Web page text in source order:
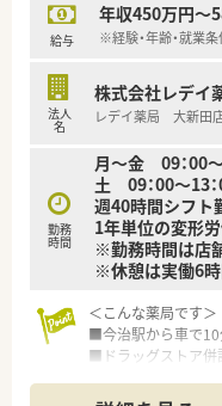
【求人情報について】
評価した上での決定
■住宅手当や資格手
サポート体制もしっ
ど、長期的に安心し
給与
年収450万円～
※経験・年齢・就業
法人
名
株式会社レデイ
レデイ薬局 大新田
勤務
時間
月～金 09：00
土 09：00～13
週40時間シフト
1年単位の変形
※勤務時間は店
※休憩は実働6時
＜こんな薬局です＞
■今治駅から車で10
■ドラッグストア併
店舗内の一角に調